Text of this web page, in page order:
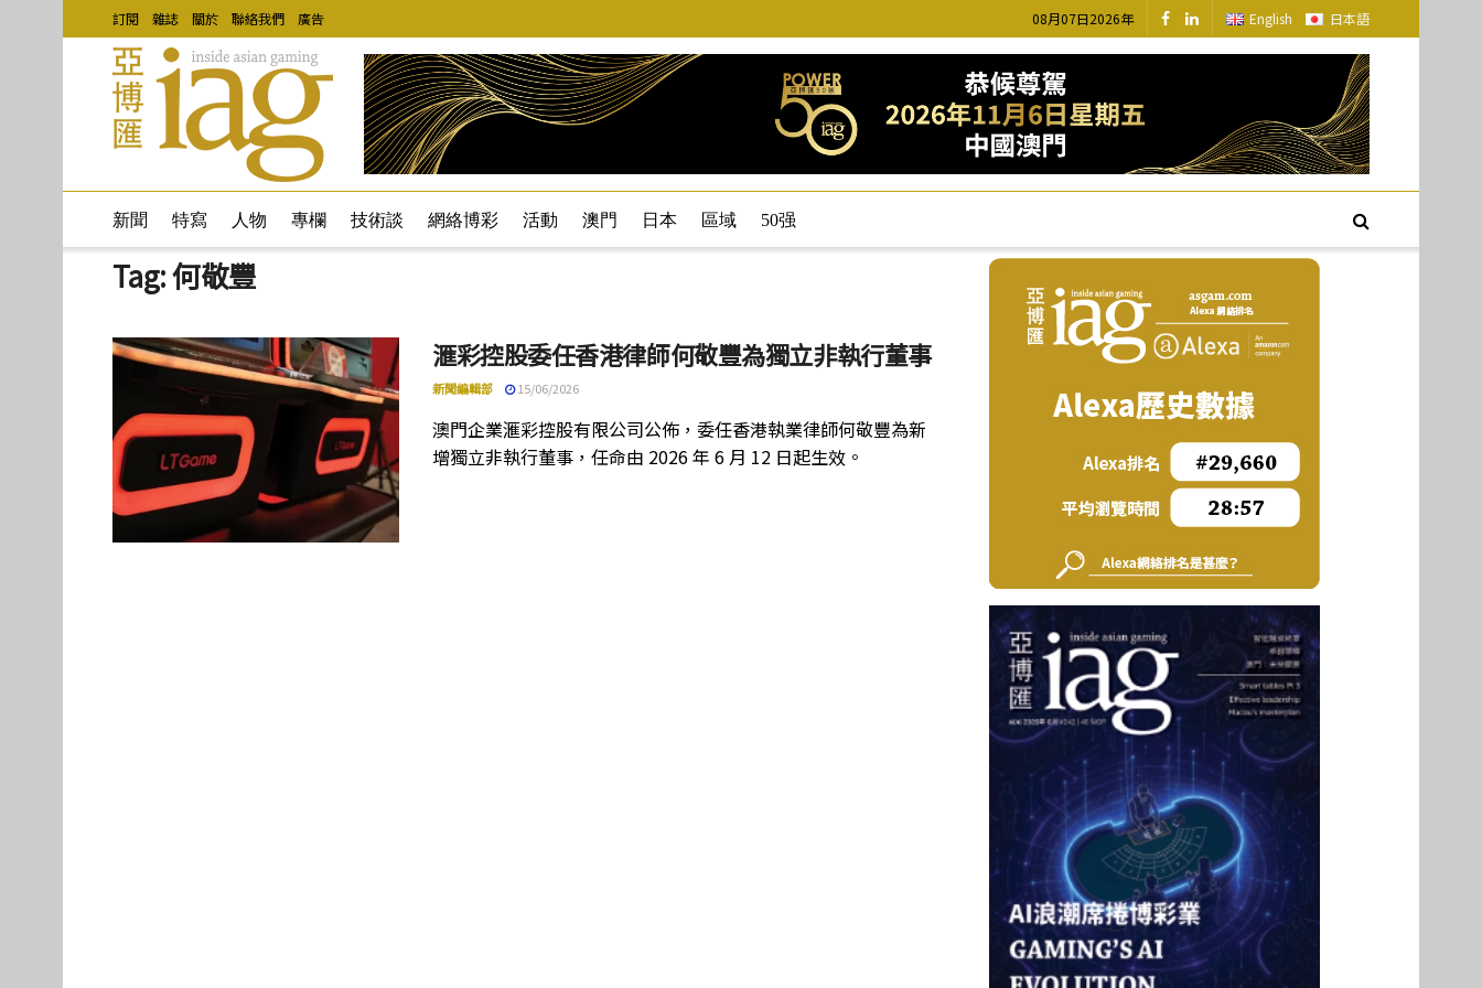
訂閱 雜誌 關於 聯絡我們 廣告 08月07日2026年 English 日本語
新聞 特寫 人物 專欄 技術談 網絡博彩 活動 澳門 日本 區域 50强
Tag:何敬豐
滙彩控股委任香港律師何敬豐為獨立非執行董事
新聞編輯部 15/06/2026
澳門企業滙彩控股有限公司公佈，委任香港執業律師何敬豐為新
增獨立非執行董事，任命由 2026 年 6 月 12 日起生效。